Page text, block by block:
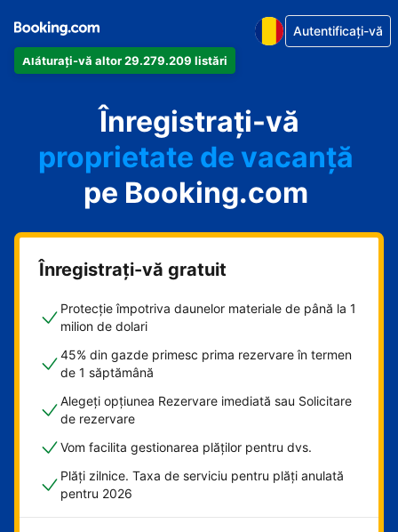
Alăturați-vă altor 29.279.209 listări
Autentificați-vă
Înregistrați-vă
apartamentul
hotelul
proprietate de vacanță
pensiunea
B&B-ul
pe Booking.com
Înregistrați-vă gratuit
Protecție împotriva daunelor materiale de până la 1
milion de dolari
45% din gazde primesc prima rezervare în termen
de 1 săptămână
Alegeți opțiunea Rezervare imediată sau Solicitare
de rezervare
Vom facilita gestionarea plăților pentru dvs.
Plăți zilnice. Taxa de serviciu pentru plăți anulată
pentru 2026